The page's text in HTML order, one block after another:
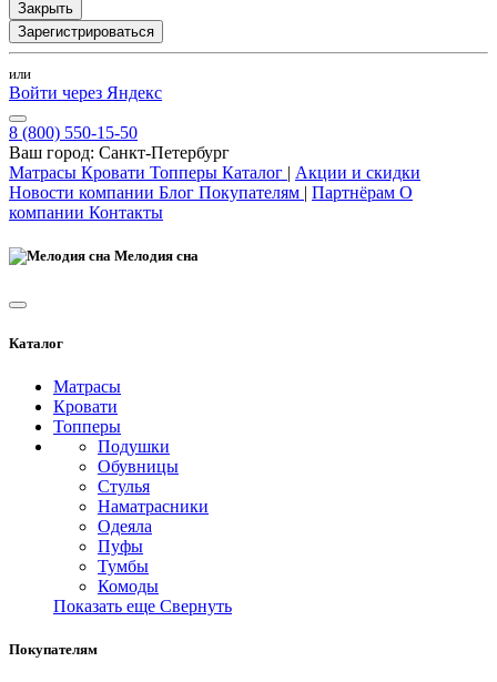
Закрыть
Зарегистрироваться
или
Войти через Яндекс
8 (800) 550-15-50
Ваш город: Санкт-Петербург
Матрасы Кровати Топперы Каталог | Акции и скидки
Новости компании Блог Покупателям | Партнёрам О
компании Контакты
Мелодия сна
Каталог
Матрасы
Кровати
Топперы
Подушки
Обувницы
Стулья
Наматрасники
Одеяла
Пуфы
Тумбы
Комоды
Показать еще Свернуть
Покупателям